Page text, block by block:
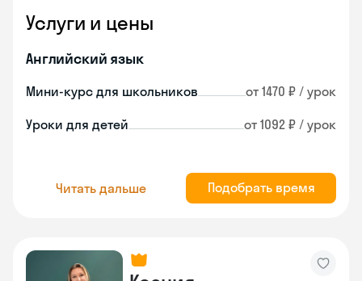
Услуги и цены
Английский язык
Мини-курс для школьников от 1470 ₽ / урок
Уроки для детей от 1092 ₽ / урок
Читать дальше Подобрать время